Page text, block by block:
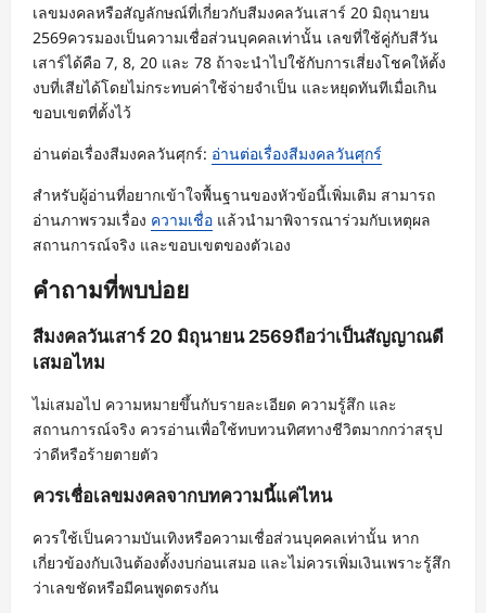
เลขมงคลหรือสัญลักษณ์ที่เกี่ยวกับสีมงคลวันเสาร์ 20 มิถุนายน
2569ควรมองเป็นความเชื่อส่วนบุคคลเท่านั้น เลขที่ใช้คู่กับสีวัน
เสาร์ได้คือ 7, 8, 20 และ 78 ถ้าจะนำไปใช้กับการเสี่ยงโชคให้ตั้ง
งบที่เสียได้โดยไม่กระทบค่าใช้จ่ายจำเป็น และหยุดทันทีเมื่อเกิน
ขอบเขตที่ตั้งไว้
อ่านต่อเรื่องสีมงคลวันศุกร์: อ่านต่อเรื่องสีมงคลวันศุกร์
สำหรับผู้อ่านที่อยากเข้าใจพื้นฐานของหัวข้อนี้เพิ่มเติม สามารถ
อ่านภาพรวมเรื่อง ความเชื่อ แล้วนำมาพิจารณาร่วมกับเหตุผล
สถานการณ์จริง และขอบเขตของตัวเอง
คำถามที่พบบ่อย
สีมงคลวันเสาร์ 20 มิถุนายน 2569ถือว่าเป็นสัญญาณดี
เสมอไหม
ไม่เสมอไป ความหมายขึ้นกับรายละเอียด ความรู้สึก และ
สถานการณ์จริง ควรอ่านเพื่อใช้ทบทวนทิศทางชีวิตมากกว่าสรุป
ว่าดีหรือร้ายตายตัว
ควรเชื่อเลขมงคลจากบทความนี้แค่ไหน
ควรใช้เป็นความบันเทิงหรือความเชื่อส่วนบุคคลเท่านั้น หาก
เกี่ยวข้องกับเงินต้องตั้งงบก่อนเสมอ และไม่ควรเพิ่มเงินเพราะรู้สึก
ว่าเลขชัดหรือมีคนพูดตรงกัน